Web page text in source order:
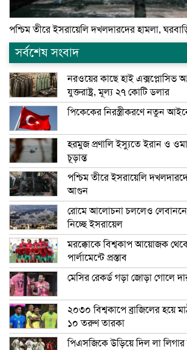
পশ্চিম তীরে ইসরায়েলি দখলদারদের হামলা,
সর্বশেষ সংবাদ
নরওয়ের কাছে হাই এক্সপ্লোসিভ
যুক্তরাষ্ট্র, মূল্য ২৭ কোটি ডলার
পিকেকের নিরস্ত্রীকরণে নতুন
হরমুজ প্রণালি ইস্যুতে ইরান ও
চূড়ান্ত
পশ্চিম তীরে ইসরায়েলি
আগুন
রোমে আলোচনা চললেও লেবাননে
নিচ্ছে ইসরায়েল
মরক্কোকে বিশ্বকাপ আয়োজক
পার্লামেন্টে প্রস্তাব
মেসির রেকর্ড গড়া জোড়া গোলে
২০৩০ বিশ্বকাপে ব্রাজিলের হয়ে
১০ তরুণ তারকা
পিএসজিকে উড়িয়ে দিল লা লিগার